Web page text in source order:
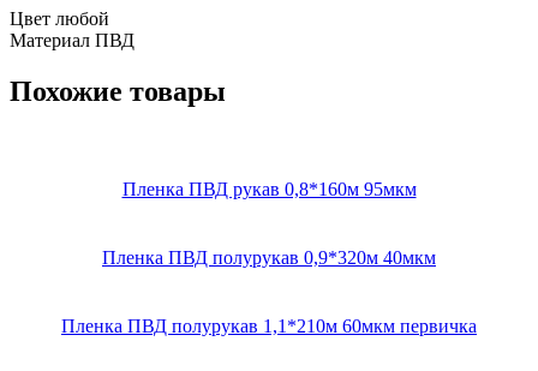
Цвет любой
Материал ПВД
Похожие товары
Пленка ПВД рукав 0,8*160м 95мкм
Пленка ПВД полурукав 0,9*320м 40мкм
Пленка ПВД полурукав 1,1*210м 60мкм первичка